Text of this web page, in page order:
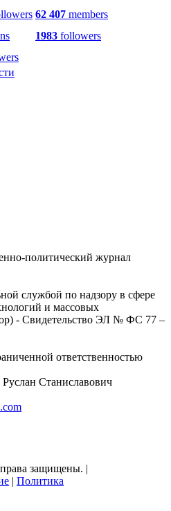
62 407 members
1983 followers
политический журнал
службой по надзору в сфере
и массовых
- Свидетельство ЭЛ № ФС 77 –
ответственностью
Станиславович
защищены. |
| Политика